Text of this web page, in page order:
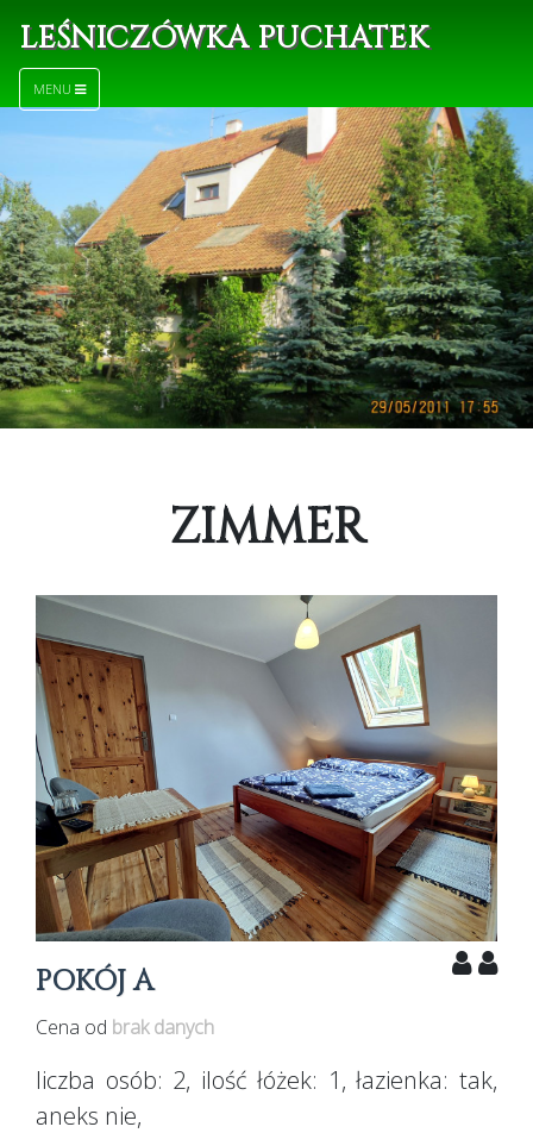
LEŚNICZÓWKA PUCHATEK
MENU
ZIMMER
POKÓJ A
Cena od brak danych
liczba osób: 2, ilość łóżek: 1, łazienka:tak,
aneks nie,